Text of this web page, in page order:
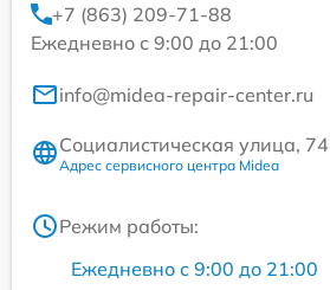
+7 (863) 209-71-88
Ежедневно с 9:00 до 21:00
info@midea-repair-center.ru
Социалистическая улица, 74
Адрес сервисного центра Midea
Режим работы:
Ежедневно с 9:00 до 21:00